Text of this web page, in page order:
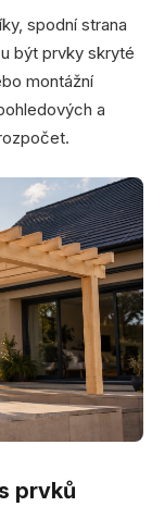
spodní strana
být prvky skryté
montážní
a
prvků